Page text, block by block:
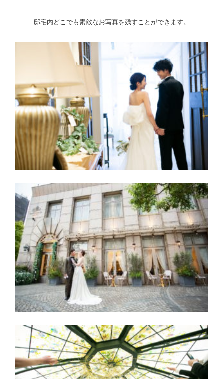
邸宅内どこでも素敵なお写真を残すことができます。